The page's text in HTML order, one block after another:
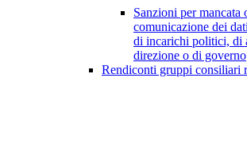
Sanzioni per mancata
comunicazione dei
di incarichi politici, di
direzione o di governo
Rendiconti gruppi consiliari